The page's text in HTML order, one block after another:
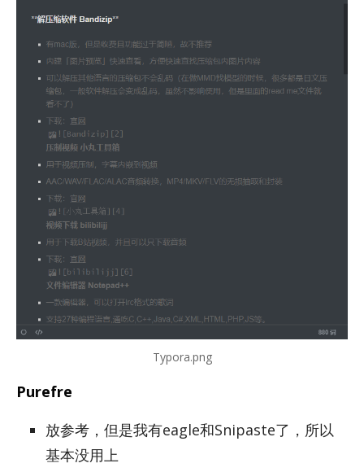
Typora.png
Purefre
放参考，但是我有eagle和Snipaste了，所以
基本没用上